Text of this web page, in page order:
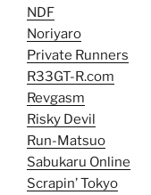
NDF
Noriyaro
Private Runners
R33GT-R.com
Revgasm
Risky Devil
Run-Matsuo
Sabukaru Online
Scrapin’ Tokyo